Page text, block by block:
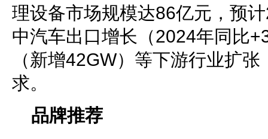
理设备市场规模达86亿元，预
中汽车出口增长（2024年同比
（新增42GW）等下游行业扩
求。
品牌推荐